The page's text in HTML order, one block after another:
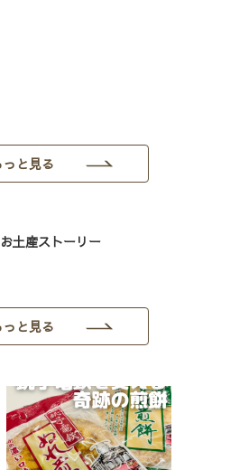
っと見る
お土産ストーリー
っと見る